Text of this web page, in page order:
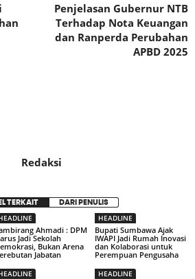
Penjelasan Gubernur NTB
Terhadap Nota Keuangan
dan Ranperda Perubahan
APBD 2025
Redaksi
TERKAIT DARI PENULIS
Ahmadi : DPM
Jadi Sekolah
Bukan Arena
Jabatan
HEADLINE
Bupati Sumbawa Ajak
IWAPI Jadi Rumah Inovasi
dan Kolaborasi untuk
Perempuan Pengusaha
HEADLINE